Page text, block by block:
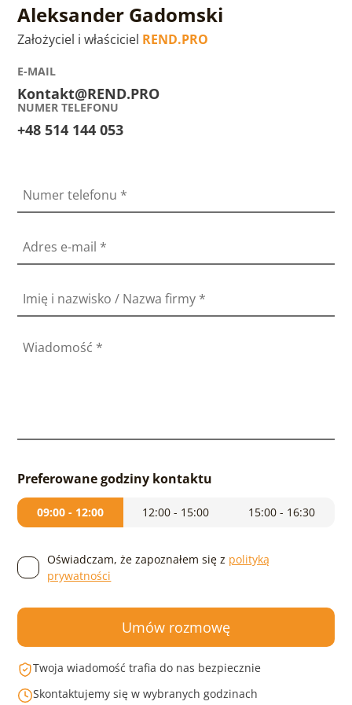
Numer telefonu *
Adres e-mail *
Imię i nazwisko / Nazwa firmy *
Wiadomość *
Preferowane godziny kontaktu
09:00 - 12:00 12:00 - 15:00 15:00 - 16:30
Oświadczam, że zapoznałem się z polityką
prywatności
Umów rozmowę
Twoja wiadomość trafia do nas bezpiecznie
Skontaktujemy się w wybranych godzinach
Aleksander Gadomski
Założyciel i właściciel REND.PRO
E-MAIL
Kontakt@REND.PRO
NUMER TELEFONU
+48 514 144 053